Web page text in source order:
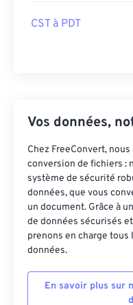
CST à PDT
Vos données,
Chez FreeConvert,
conversion de fichiers :
système de sécurité
données, que vous
un document. Grâce à
de données sécurisés
prenons en charge tous
données.
En savoir plus sur